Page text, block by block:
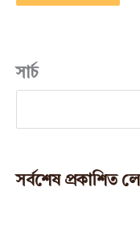
সার্চ
সর্বশেষ প্রকাশিত